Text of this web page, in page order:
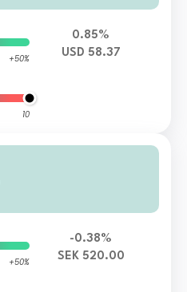
+50%
10
0.85%
USD 58.37
+50%
-0.38%
SEK 520.00